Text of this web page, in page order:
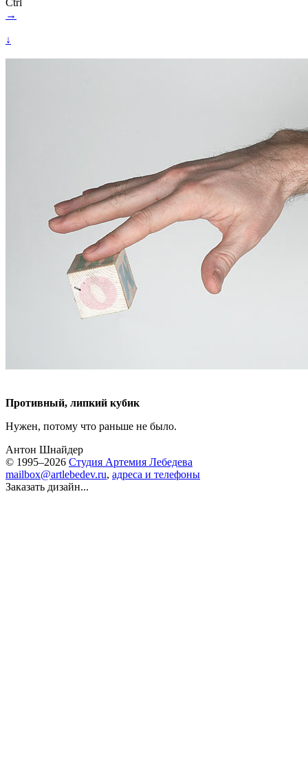
Ctrl
→
↓
Противный, липкий кубик
Нужен, потому что раньше не было.
Антон Шнайдер
© 1995–2026 Студия Артемия Лебедева
mailbox@artlebedev.ru, адреса и телефоны
Заказать дизайн...